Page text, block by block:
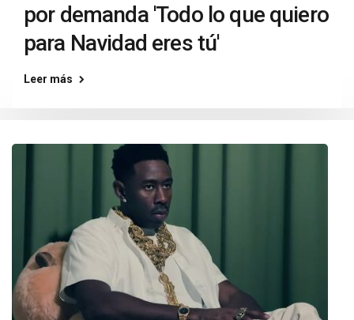
por demanda 'Todo lo que quiero
para Navidad eres tú'
Leer más